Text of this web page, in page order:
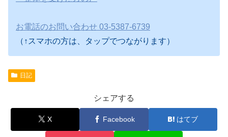
お電話のお問い合わせ 03-5387-6739
（↑スマホの方は、タップでつながります）
日記
シェアする
X Facebook はてブ